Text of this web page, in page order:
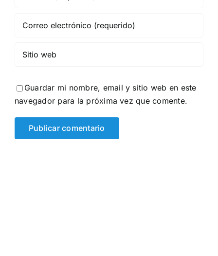
Guardar mi nombre, email y sitio web en este
navegador para la próxima vez que comente.